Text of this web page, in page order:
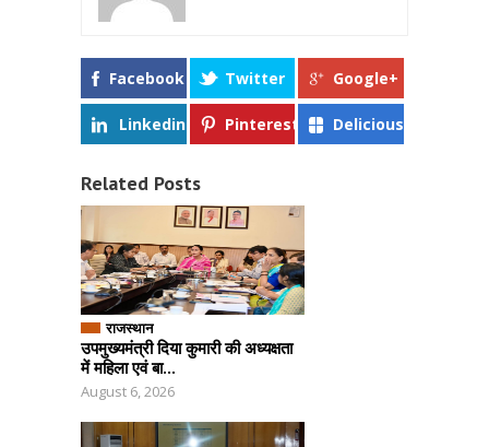
Facebook Twitter Google+
Linkedin Pinterest Delicious
Related Posts
राजस्थान
उपमुख्यमंत्री दिया कुमारी की अध्यक्षता
में महिला एवं बा...
August 6, 2026